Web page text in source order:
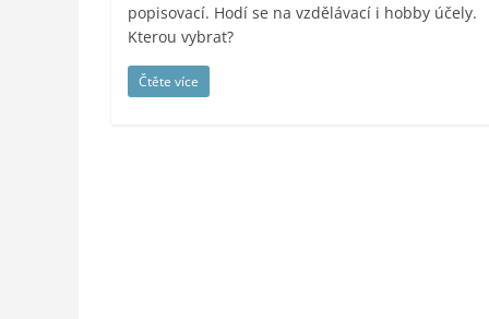
popisovací. Hodí se na vzdělávací i hobby účely.
Kterou vybrat?
Čtěte více